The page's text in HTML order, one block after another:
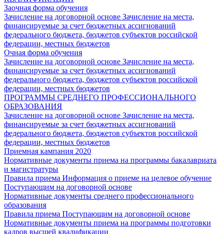
Заочная форма обучения
Зачисление на договорной основе Зачисление на места,
финансируемые за счет бюджетных ассигнований
федерального бюджета, бюджетов субъектов российской
федерации, местных бюджетов
Очная форма обучения
Зачисление на договорной основе Зачисление на места,
финансируемые за счет бюджетных ассигнований
федерального бюджета, бюджетов субъектов российской
федерации, местных бюджетов
ПРОГРАММЫ СРЕДНЕГО ПРОФЕССИОНАЛЬНОГО
ОБРАЗОВАНИЯ
Зачисление на договорной основе Зачисление на места,
финансируемые за счет бюджетных ассигнований
федерального бюджета, бюджетов субъектов российской
федерации, местных бюджетов
Приемная кампания 2020
Нормативные документы приема на программы бакалавриата
и магистратуры
Правила приема Информация о приеме на целевое обучение
Поступающим на договорной основе
Нормативные документы среднего профессионального
образования
Правила приема Поступающим на договорной основе
Нормативные документы приема на программы подготовки
кадров высшей квалификации